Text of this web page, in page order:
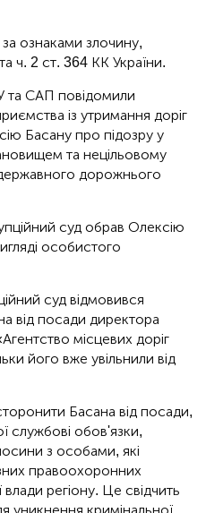
за ознаками злочину,
ч. 2 ст. 364 КК України.
та САП повідомили
із утримання доріг
Басану про підозру у
та нецільовому
дорожнього
суд обрав Олексію
особистого
суд відмовився
від посади директора
місцевих доріг
його вже увільнили від
Басана від посади,
службові обов'язки,
з особами, які
правоохоронних
регіону. Це свідчить